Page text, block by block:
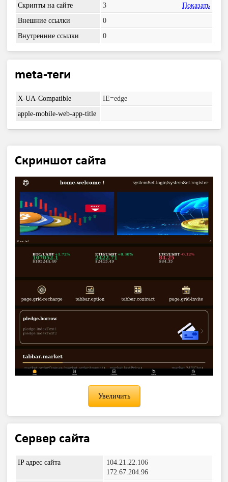
Скрипты на сайте 3
Показать
Внешние ссылки
0
Внутренние ссылки
0
meta-теги
X-UA-Compatible
IE=edge
apple-mobile-web-app-title
Скриншот сайта
Увеличить
Сервер сайта
IP адрес сайта
104.21.22.106
172.67.204.96